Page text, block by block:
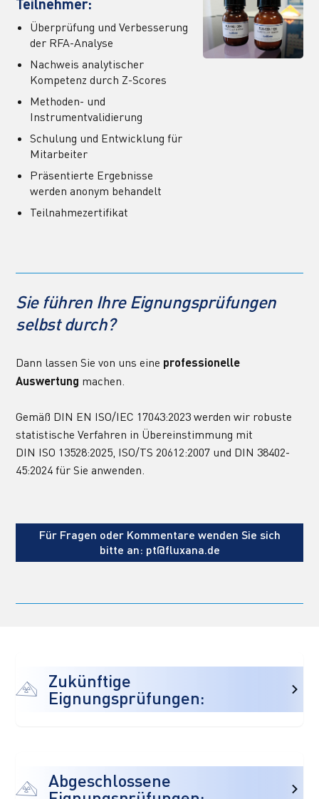
Überprüfung und Verbesserung
der RFA-Analyse
Nachweis analytischer
Kompetenz durch Z-Scores
Methoden- und
Instrumentvalidierung
Schulung und Entwicklung für
Mitarbeiter
Präsentierte Ergebnisse
werden anonym behandelt
Teilnahmezertifikat
Sie führen Ihre Eignungsprüfungen
selbst durch?
Dann lassen Sie von uns eine professionelle
Auswertung machen.
Gemäß DIN EN ISO/IEC 17043:2023 werden wir robuste
statistische Verfahren in Übereinstimmung mit
DIN ISO 13528:2025, ISO/TS 20612:2007 und DIN 38402-
45:2024 für Sie anwenden.
Für Fragen oder Kommentare wenden Sie sich
bitte an: pt@fluxana.de
Zukünftige
Eignungsprüfungen:
Abgeschlossene